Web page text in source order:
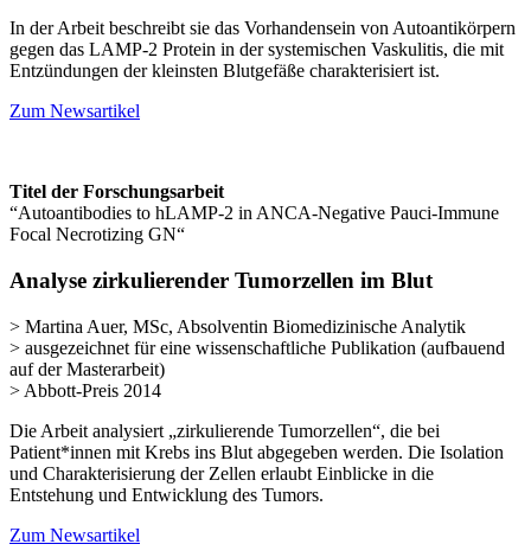
In der Arbeit beschreibt sie das Vorhandensein von Autoantikörpern
gegen das LAMP-2 Protein in der systemischen Vaskulitis, die mit
Entzündungen der kleinsten Blutgefäße charakterisiert ist.
Zum Newsartikel
Titel der Forschungsarbeit
“Autoantibodies to hLAMP-2 in ANCA-Negative Pauci-Immune
Focal Necrotizing GN“
Analyse zirkulierender Tumorzellen im Blut
> Martina Auer, MSc, Absolventin Biomedizinische Analytik
> ausgezeichnet für eine wissenschaftliche Publikation (aufbauend
auf der Masterarbeit)
> Abbott-Preis 2014
Die Arbeit analysiert „zirkulierende Tumorzellen“, die bei
Patient*innen mit Krebs ins Blut abgegeben werden. Die Isolation
und Charakterisierung der Zellen erlaubt Einblicke in die
Entstehung und Entwicklung des Tumors.
Zum Newsartikel